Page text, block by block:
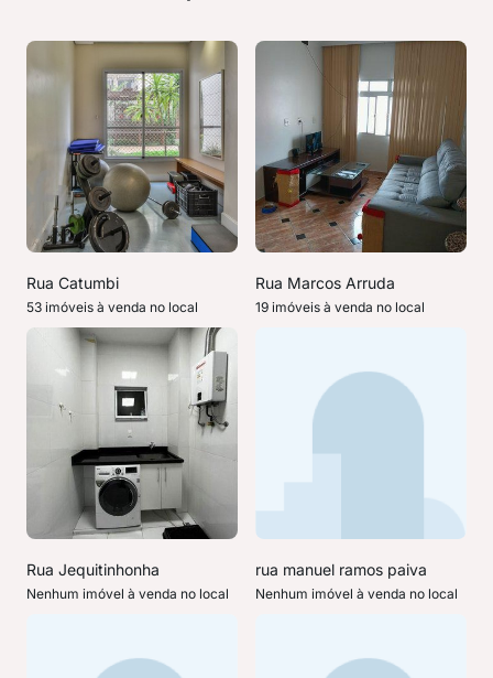
Rua Catumbi
53 imóveis à venda no local
Rua Marcos Arruda
19 imóveis à venda no local
Rua Jequitinhonha
Nenhum imóvel à venda no local
rua manuel ramos paiva
Nenhum imóvel à venda no local